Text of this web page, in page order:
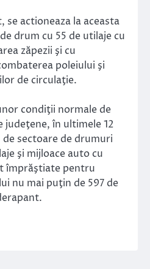
se actioneaza la aceasta
drum cu 55 de utilaje cu
zăpezii şi cu
poleiului şi
de circulaţie.
condiţii normale de
în ultimele 12
sectoare de drumuri
şi mijloace auto cu
împrăştiate pentru
nu mai puţin de 597 de